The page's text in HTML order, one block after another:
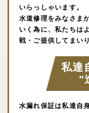
いらっしゃいます。
水道修理をみなさま
いく為に、私たちは
戦・ご提供してまい
私達
"
水漏れ保証は私達自